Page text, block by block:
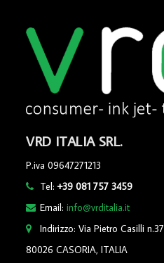
VRD ITALIA SRL.
P.iva 09647271213
Tel:+39 081 757 3459
Email:info@vrditalia.it
Indirizzo: Via Pietro Casilli n.37
80026 CASORIA, ITALIA